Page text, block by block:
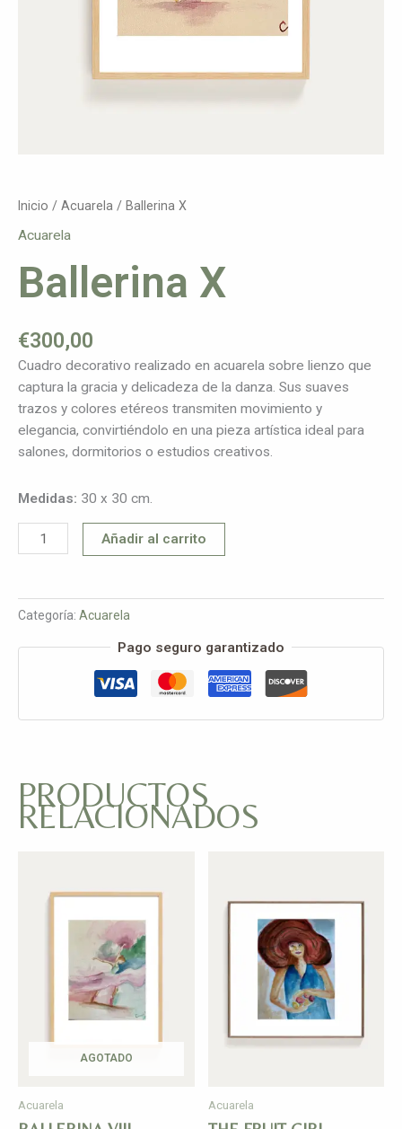
Inicio / Acuarela / Ballerina X
Acuarela
Ballerina X
€300,00
Cuadro decorativo realizado en acuarela sobre lienzo que
captura la gracia y delicadeza de la danza. Sus suaves
trazos y colores etéreos transmiten movimiento y
elegancia, convirtiéndolo en una pieza artística ideal para
salones, dormitorios o estudios creativos.
Medidas: 30 x 30 cm.
Añadir al carrito
Categoría: Acuarela
Pago seguro garantizado
PRODUCTOS
RELACIONADOS
AGOTADO
Acuarela Acuarela